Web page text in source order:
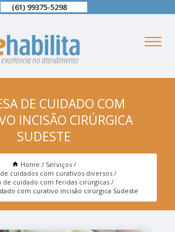
(61) 99375-5298
DE CUIDADO COM
INCISÃO CIRÚRGICA
SUDESTE
Home
Serviços
cuidados com curativos diversos
de cuidado com feridas cirúrgicas
com curativo incisão cirúrgica Sudeste